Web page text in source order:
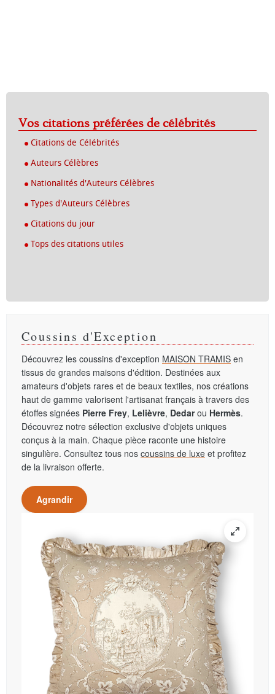
Vos citations préférées de célébrités
Citations de Célébrités
Auteurs Célèbres
Nationalités d'Auteurs Célèbres
Types d'Auteurs Célèbres
Citations du jour
Tops des citations utiles
Coussins d'Exception
Découvrez les coussins d'exception MAISON TRAMIS en
tissus de grandes maisons d'édition. Destinées aux
amateurs d'objets rares et de beaux textiles, nos créations
haut de gamme valorisent l'artisanat français à travers des
étoffes signées Pierre Frey, Lelièvre, Dedarou Hermès.
Découvrez notre sélection exclusive d'objets uniques
conçus à la main. Chaque pièce raconte une histoire
singulière. Consultez tous nos coussins de luxe et profitez
de la livraison offerte.
Agrandir